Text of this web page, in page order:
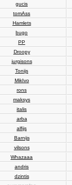
gucis
tomAss
Hamlets
bugo
PP
Droopy
jurgisons
Tonijs
MikIvo
rons
maksys
italis
arba
alfijs
Barnijs
vilsons
Whazaaa
andris
dzintis